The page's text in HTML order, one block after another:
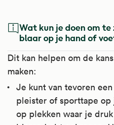
Chloorhexidine is een
Het wordt gebruikt bij
infecties te voorkomen.
gebruikt om steeds
zoals steenpuisten, te
Kijk voor meer
Jodium is een
wordt gebruikt om de
Apotheek.nl
Wat kun je doen om
blaar op je hand of
Dit kan helpen om de
maken:
Je kunt van tevoren
pleister of sporttape
op plekken waar je